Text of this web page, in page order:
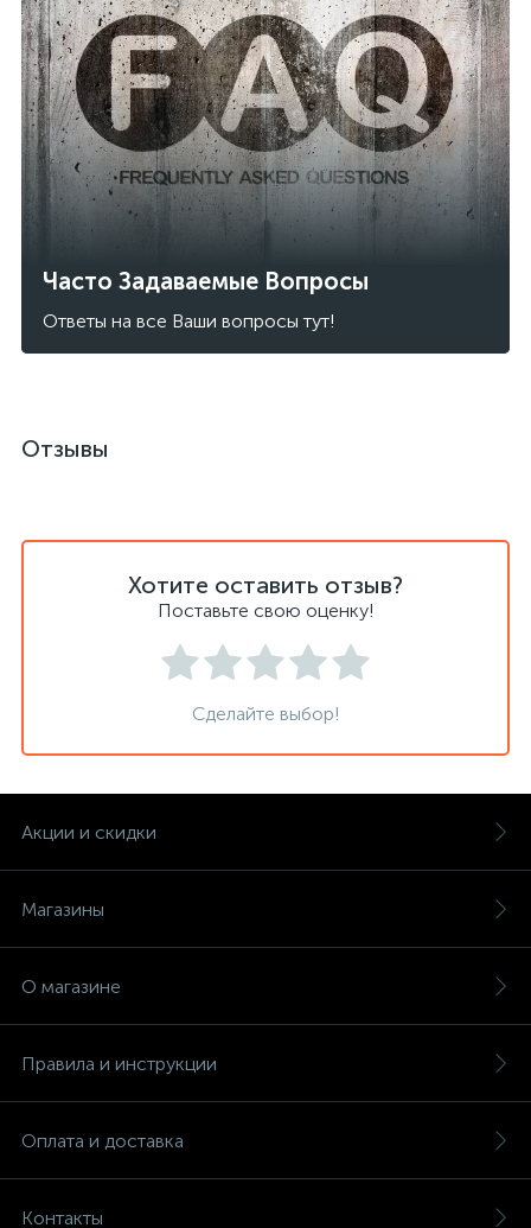
Часто Задаваемые Вопросы
Ответы на все Ваши вопросы тут!
Отзывы
Хотите оставить отзыв?
Поставьте свою оценку!
Сделайте выбор!
Акции и скидки
Магазины
О магазине
Правила и инструкции
Оплата и доставка
Контакты